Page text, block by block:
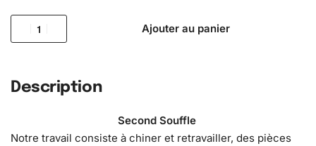
Ajouter au panier
Description
Second Souffle
Notre travail consiste à chiner et retravailler, des pièces